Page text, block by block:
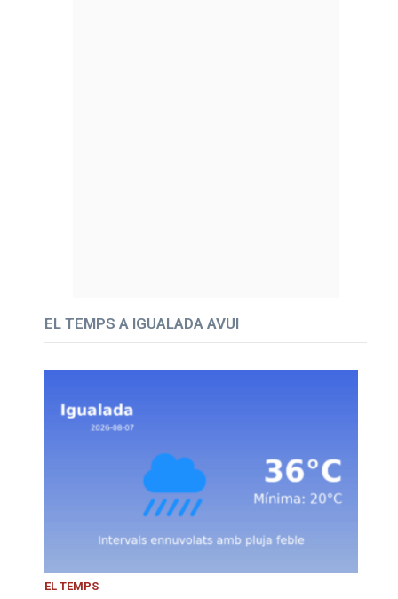
EL TEMPS A IGUALADA AVUI
EL TEMPS